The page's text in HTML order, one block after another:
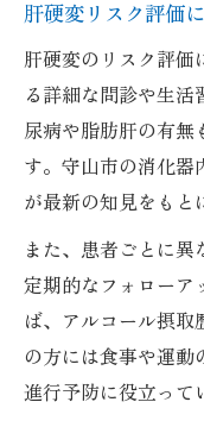
策
守山市の
メリット
肝硬変リ
理由
消化器内
す
内視鏡検
ント
専門医による
消化器内
肝硬変リスク評価
肝硬変のリスク評価
る詳細な問診や生
尿病や脂肪肝の有無
す。守山市の消化
が最新の知見をもと
また、患者ごとに異
定期的なフォローア
ば、アルコール摂
の方には食事や運動
進行予防に役立って